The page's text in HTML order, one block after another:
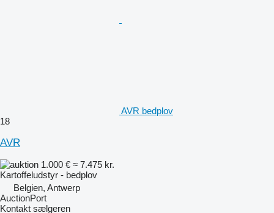
AVR bedplov
18
AVR
1.000 € ≈ 7.475 kr.
Kartoffeludstyr - bedplov
Belgien, Antwerp
AuctionPort
Kontakt sælgeren